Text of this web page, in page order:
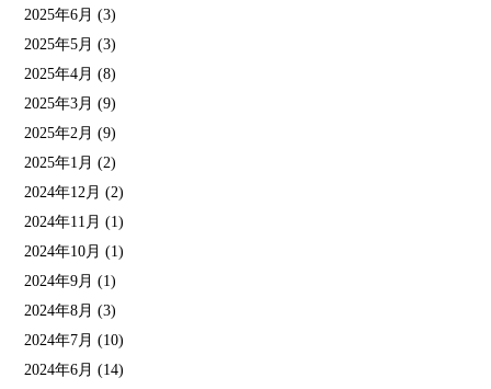
2025年6月 (3)
2025年5月 (3)
2025年4月 (8)
2025年3月 (9)
2025年2月 (9)
2025年1月 (2)
2024年12月 (2)
2024年11月 (1)
2024年10月 (1)
2024年9月 (1)
2024年8月 (3)
2024年7月 (10)
2024年6月 (14)